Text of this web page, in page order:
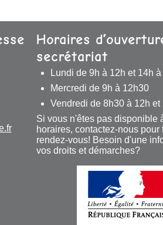
Horaires
secrétariat
Lundi de 9h à 12h et 14h à
Mercredi de 9h à 12h30
Vendredi de 8h30 à 12h et
Si vous n'êtes pas disponible
horaires, contactez-nous pour
rendez-vous! Besoin d'une
vos droits et démarches?